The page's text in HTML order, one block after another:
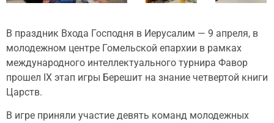
В праздник Входа Господня в Иерусалим — 9 апреля, в
молодежном центре Гомельской епархии в рамках
международного интеллектуального турнира Фавор
прошел IX этап игры Берешит на знание четвертой книги
Царств.
В игре приняли участие девять команд молодежных